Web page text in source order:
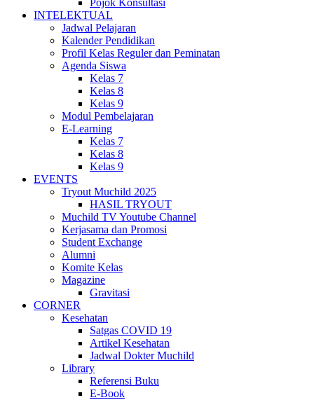
Pojok Konsultasi
INTELEKTUAL
Jadwal Pelajaran
Kalender Pendidikan
Profil Kelas Reguler dan Peminatan
Agenda Siswa
Kelas 7
Kelas 8
Kelas 9
Modul Pembelajaran
E-Learning
Kelas 7
Kelas 8
Kelas 9
EVENTS
Tryout Muchild 2025
HASIL TRYOUT
Muchild TV Youtube Channel
Kerjasama dan Promosi
Student Exchange
Alumni
Komite Kelas
Magazine
Gravitasi
CORNER
Kesehatan
Satgas COVID 19
Artikel Kesehatan
Jadwal Dokter Muchild
Library
Referensi Buku
E-Book